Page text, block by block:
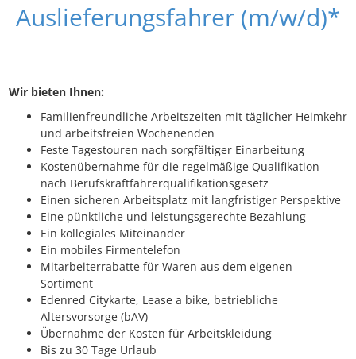
Auslieferungsfahrer (m/w/d)*
Wir bieten Ihnen:
Familienfreundliche Arbeitszeiten mit täglicher Heimkehr
und arbeitsfreien Wochenenden
Feste Tagestouren nach sorgfältiger Einarbeitung
Kostenübernahme für die regelmäßige Qualifikation
nach Berufskraftfahrerqualifikationsgesetz
Einen sicheren Arbeitsplatz mit langfristiger Perspektive
Eine pünktliche und leistungsgerechte Bezahlung
Ein kollegiales Miteinander
Ein mobiles Firmentelefon
Mitarbeiterrabatte für Waren aus dem eigenen
Sortiment
Edenred Citykarte, Lease a bike, betriebliche
Altersvorsorge (bAV)
Übernahme der Kosten für Arbeitskleidung
Bis zu 30 Tage Urlaub